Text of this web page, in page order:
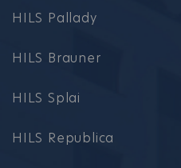
HILS Pallady
HILS Brauner
HILS Splai
HILS Republica